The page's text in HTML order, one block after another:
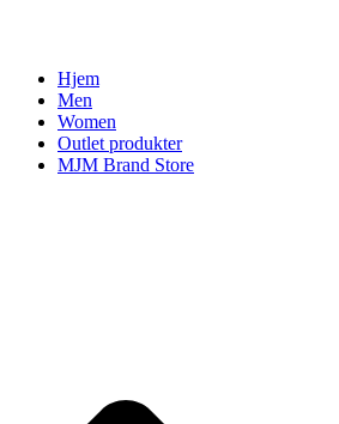
Hjem
Men
Women
Outlet produkter
MJM Brand Store